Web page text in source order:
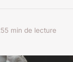
5 min de lecture